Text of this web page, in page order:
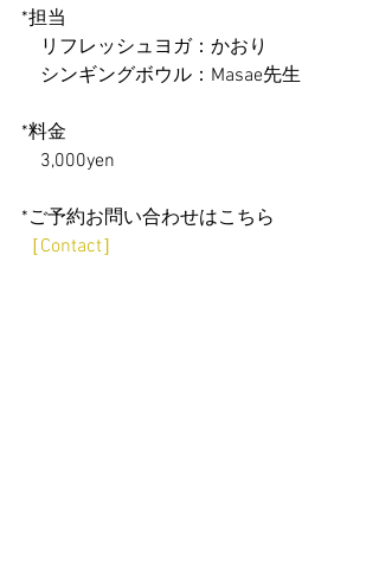
*担当
リフレッシュヨガ：かおり
シンギングボウル：Masae先生
*料金
3,000yen
*ご予約お問い合わせはこちら
［Contact］